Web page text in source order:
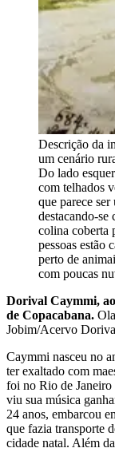
Descrição da
um cenário
Do lado
com telhados
que parece
destacando-
colina coberta
pessoas estão
perto de
com poucas
Dorival Caymmi,
de Copacabana.
Jobim/Acervo
Caymmi nasceu no
ter exaltado com
foi no Rio de Janeiro
viu sua música
24 anos, embarcou
que fazia transporte
cidade natal. Além